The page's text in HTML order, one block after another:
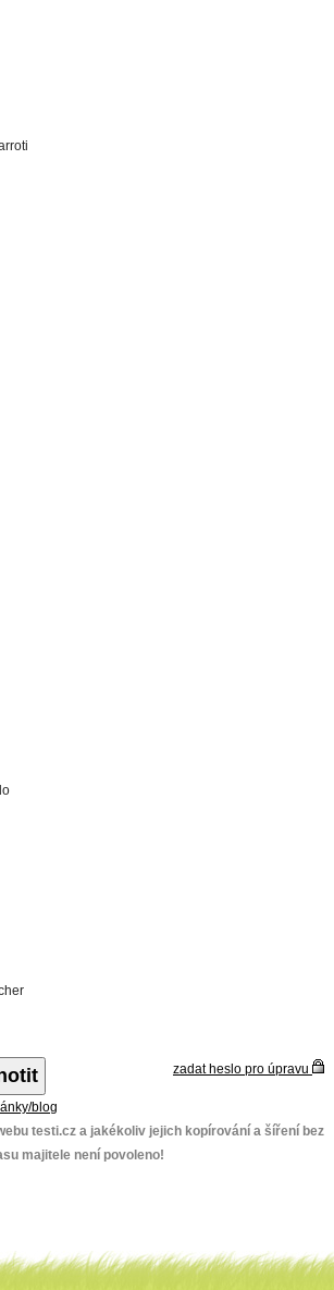
zadat heslo pro úpravu
blog
testi.cz a jakékoliv jejich kopírování a šíření bez
majitele není povoleno!